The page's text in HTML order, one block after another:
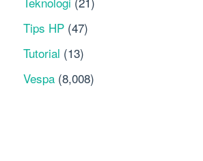
Tips HP (47)
Tutorial (13)
Vespa (8,008)